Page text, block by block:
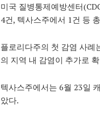
미국 질병통제예방센터
4건, 텍사스주에서 1건 등
플로리다주의 첫 감염 사례
의 지역 내 감염이 추가로
텍사스주에서는 6월 23일
았다.